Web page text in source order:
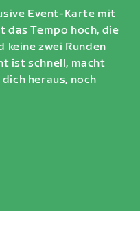
Event-Karte mit
Tempo hoch, die
keine zwei Runden
ist schnell, macht
heraus, noch